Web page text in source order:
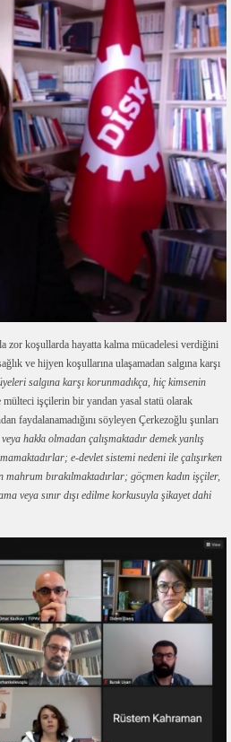
zor koşullarda hayatta kalma mücadelesi verdiğini
ve hijyen koşullarına ulaşamadan salgına karşı
salgına karşı korunmadıkça, hiç kimsenin
işçilerin bir yandan yasal statü olarak
faydalanamadığını söyleyen Çerkezoğlu şunları
hakkı olmadan çalışmaktadır demek yanlış
e-devlet sistemi nedeni ile çalışırken
bırakılmaktadırlar; göçmen kadın işçiler,
veya sınır dışı edilme korkusuyla şikayet dahi